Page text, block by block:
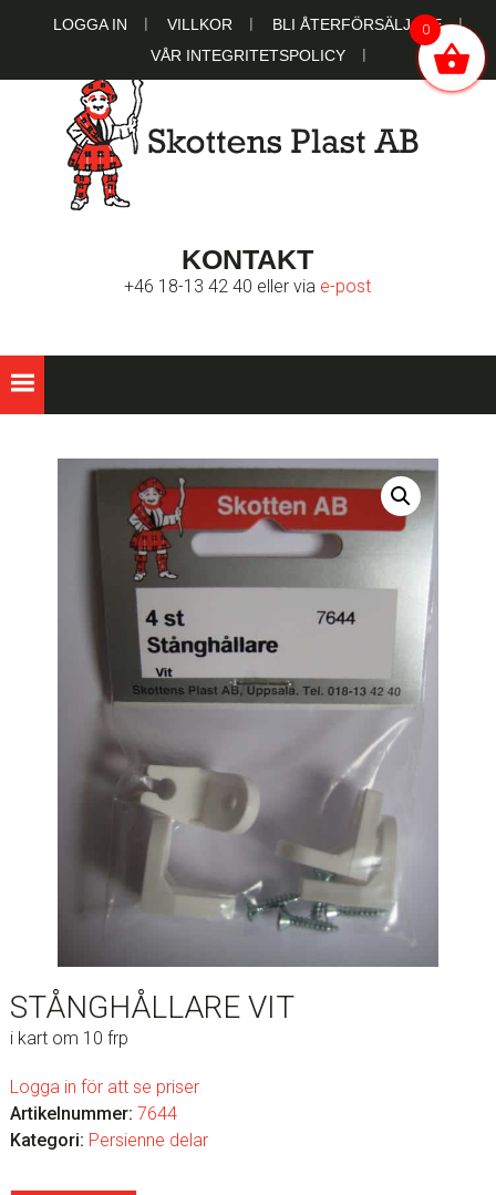
LOGGA IN VILLKOR
BLI ÅTERFÖRSÄLJARE
VÅR INTEGRITETSPOLICY
SKOTTENS
PLAST AB
KONTAKT
+46 18-13 42 40 eller via e-post
STÅNGHÅLLARE VIT
i kart om 10 frp
Logga in för att se priser
Artikelnummer: 7644
Kategori: Persienne delar
0